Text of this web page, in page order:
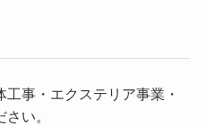
事・エクステリア事業・
い。